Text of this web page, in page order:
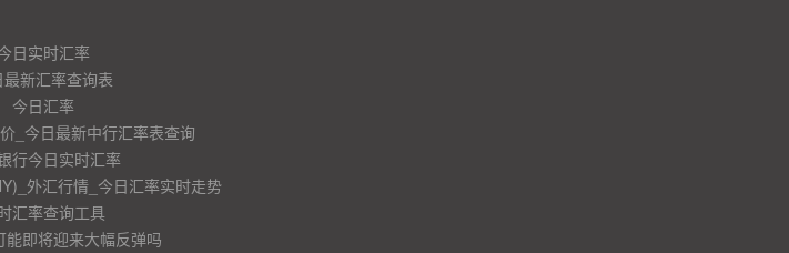
日实时汇率
最新汇率查询表
今日汇率
_今日最新中行汇率表查询
行今日实时汇率
外汇行情_今日汇率实时走势
汇率查询工具
能即将迎来大幅反弹吗